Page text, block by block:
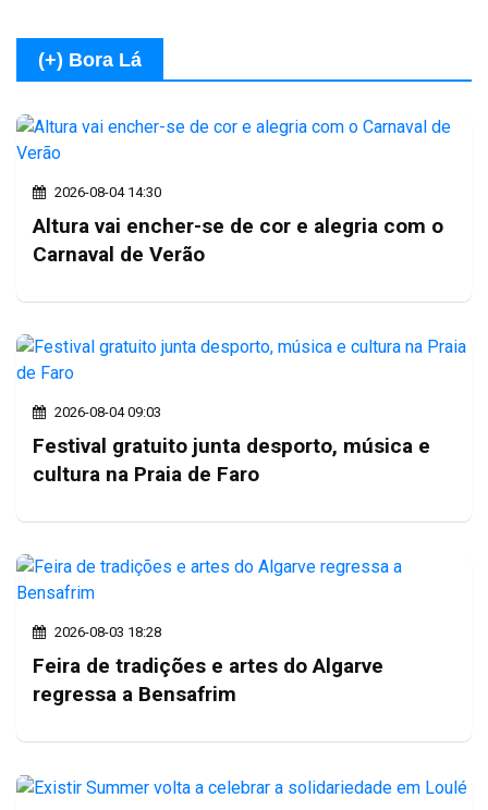
(+) Bora Lá
2026-08-04 14:30
Altura vai encher-se de cor e alegria com o
Carnaval de Verão
2026-08-04 09:03
Festival gratuito junta desporto, música e
cultura na Praia de Faro
2026-08-03 18:28
Feira de tradições e artes do Algarve
regressa a Bensafrim